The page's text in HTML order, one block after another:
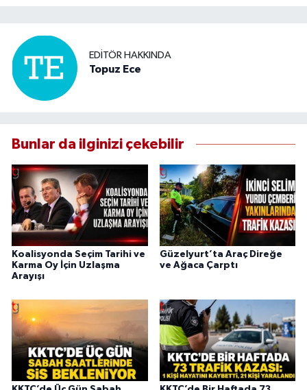
EDITÖR HAKKINDA
Topuz Ece
Bunlar da ilginizi çekebilir
Koalisyonda Seçim Tarihi ve
Karma Oy İçin Uzlaşma
Arayışı
Güzelyurt’ta Araç Direğe
ve Ağaca Çarptı